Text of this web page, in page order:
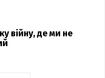
війну, де ми не